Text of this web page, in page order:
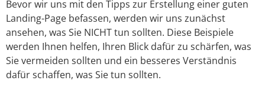
Bevor wir uns mit den Tipps zur Erstellung einer guten
Landing-Page befassen, werden wir uns zunächst
ansehen, was Sie NICHT tun sollten. Diese Beispiele
werden Ihnen helfen, Ihren Blick dafür zu schärfen, was
Sie vermeiden sollten und ein besseres Verständnis
dafür schaffen, was Sie tun sollten.